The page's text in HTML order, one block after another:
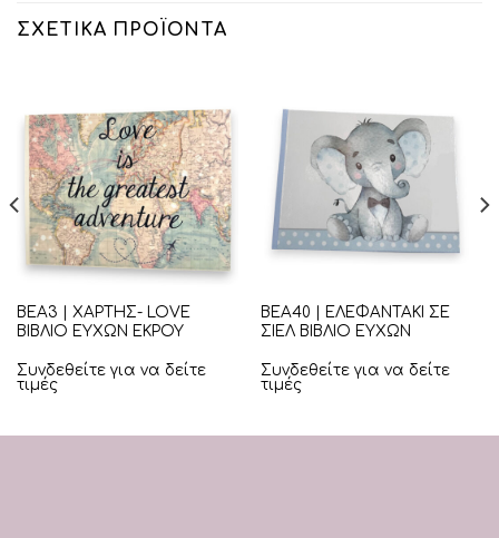
ΣΧΕΤΙΚΆ ΠΡΟΪΌΝΤΑ
ΒΕΑ3 | ΧΑΡΤΗΣ- LOVE
ΒΙΒΛΙΟ ΕΥΧΩΝ ΕΚΡΟΥ
Συνδεθείτε για να δείτε
τιμές
ΒΕΑ40 | ΕΛΕΦΑΝΤΑΚΙ ΣΕ
ΣΙΕΛ ΒΙΒΛΙΟ ΕΥΧΩΝ
Συνδεθείτε για να δείτε
τιμές